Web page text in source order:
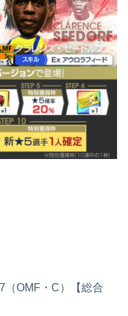
OMF・C）【総合